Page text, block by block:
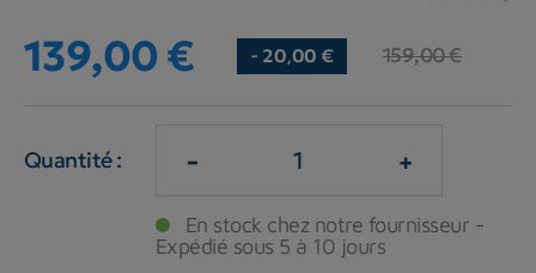
139,00 € - 20,00 € 159,00 €
Quantité : - +
En stock chez notre fournisseur -
Expédié sous 5 à 10 jours